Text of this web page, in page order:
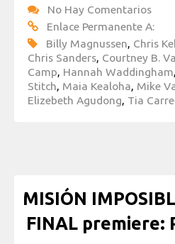
No Hay Comentarios
Enlace Permanente A:
Billy Magnussen, Chris
Chris Sanders, Courtney B.
Camp, Hannah Waddingham,
Stitch, Maia Kealoha, Mike
Elizebeth Agudong, Tia
MISIÓN
FINAL premiere: